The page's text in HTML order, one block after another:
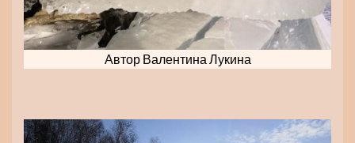
Автор Валентина Лукина